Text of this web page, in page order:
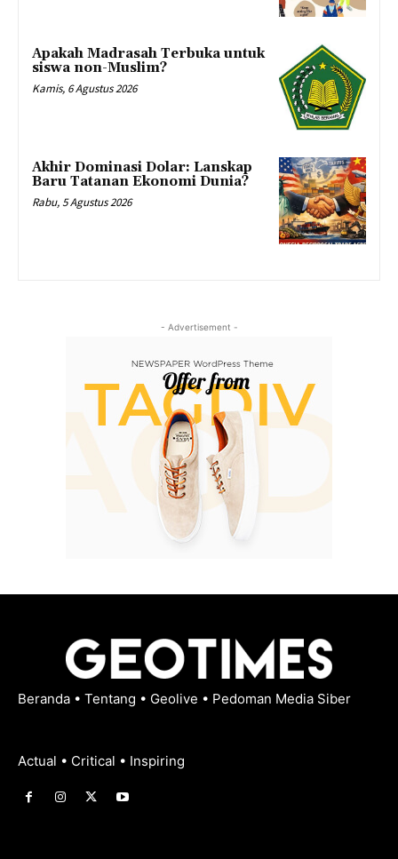
Apakah Madrasah Terbuka untuk
siswa non-Muslim?
Kamis, 6 Agustus 2026
Akhir Dominasi Dolar: Lanskap
Baru Tatanan Ekonomi Dunia?
Rabu, 5 Agustus 2026
- Advertisement -
Beranda • Tentang • Geolive • Pedoman Media Siber
Actual • Critical • Inspiring